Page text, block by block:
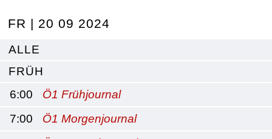
FR | 20 09 2024
ALLE
FRÜH
6:00
Ö1 Frühjournal
7:00
Ö1 Morgenjournal